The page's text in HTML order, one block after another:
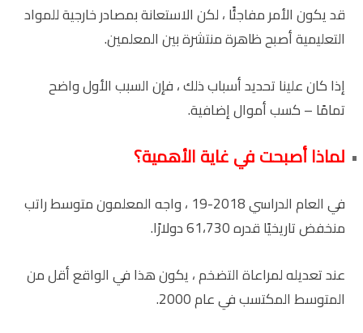
قد يكون الأمر مفاجئًا ، لكن الاستعانة بمصادر خارجية للمواد
التعليمية أصبح ظاهرة منتشرة بين المعلمين.
إذا كان علينا تحديد أسباب ذلك ، فإن السبب الأول واضح
تمامًا – كسب أموال إضافية.
لماذا أصبحت في غاية الأهمية؟
في العام الدراسي 2018-19 ، واجه المعلمون متوسط ​​راتب
منخفض تاريخيًا قدره 61،730 دولارًا.
عند تعديله لمراعاة التضخم ، يكون هذا في الواقع أقل من
المتوسط ​​المكتسب في عام 2000.